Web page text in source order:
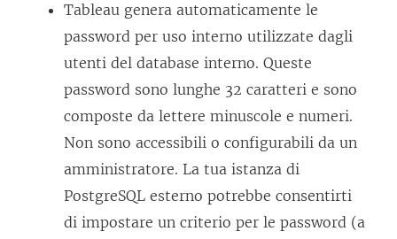
Tableau genera automaticamente le
password per uso interno utilizzate dagli
utenti del database interno. Queste
password sono lunghe 32 caratteri e sono
composte da lettere minuscole e numeri.
Non sono accessibili o configurabili da un
amministratore. La tua istanza di
PostgreSQL esterno potrebbe consentirti
di impostare un criterio per le password (a